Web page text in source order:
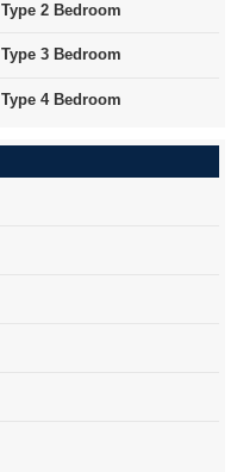
Type 2 Bedroom
Type 3 Bedroom
Type 4 Bedroom